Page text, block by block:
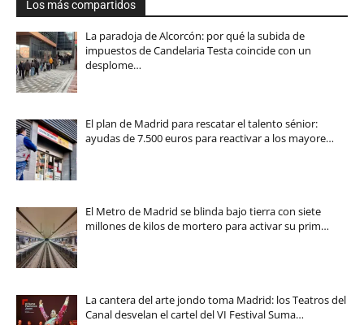
Los más compartidos
La paradoja de Alcorcón: por qué la subida de
impuestos de Candelaria Testa coincide con un
desplome…
El plan de Madrid para rescatar el talento sénior:
ayudas de 7.500 euros para reactivar a los mayore…
El Metro de Madrid se blinda bajo tierra con siete
millones de kilos de mortero para activar su prim…
La cantera del arte jondo toma Madrid: los Teatros del
Canal desvelan el cartel del VI Festival Suma…